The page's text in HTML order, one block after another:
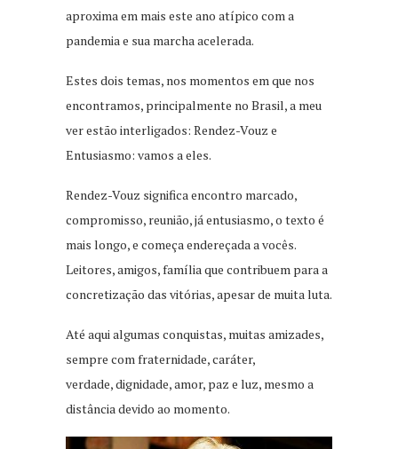
aproxima em mais este ano atípico com a
pandemia e sua marcha acelerada.
Estes dois temas, nos momentos em que nos
encontramos, principalmente no Brasil, a meu
ver estão interligados: Rendez-Vouz e
Entusiasmo: vamos a eles.
Rendez-Vouz significa encontro marcado,
compromisso, reunião, já entusiasmo, o texto é
mais longo, e começa endereçada a vocês.
Leitores, amigos, família que contribuem para a
concretização das vitórias, apesar de muita luta.
Até aqui algumas conquistas, muitas amizades,
sempre com fraternidade, caráter,
verdade, dignidade, amor, paz e luz, mesmo a
distância devido ao momento.